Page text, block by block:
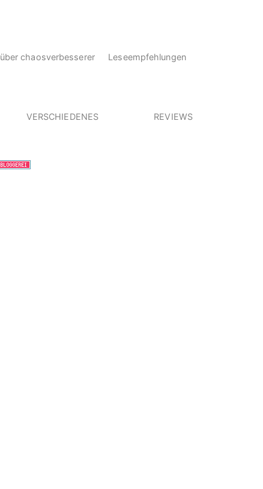
über chaosverbesserer Leseempfehlungen
VERSCHIEDENES REVIEWS